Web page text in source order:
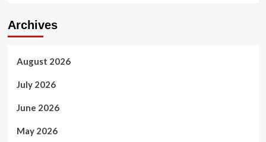
Archives
August 2026
July 2026
June 2026
May 2026